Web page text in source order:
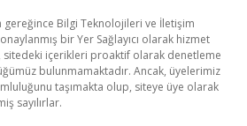
gereğince Bilgi Teknolojileri ve İletişim
bir Yer Sağlayıcı olarak hizmet
içerikleri proaktif olarak denetleme
bulunmamaktadır. Ancak, üyelerimiz
taşımakta olup, siteye üye olarak
sayılırlar.